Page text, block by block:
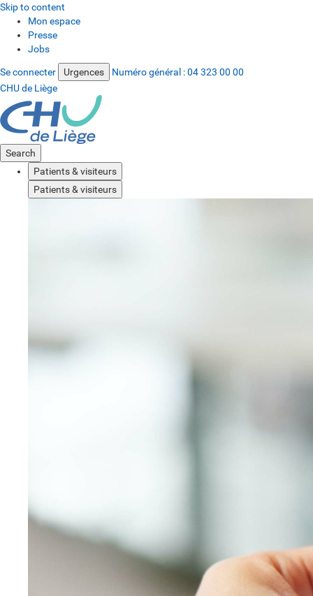
Skip to content
Mon espace
Presse
Jobs
Se connecter Urgences Numéro général :04 323 00 00
CHU de Liège
Search
Patients & visiteurs
Patients & visiteurs